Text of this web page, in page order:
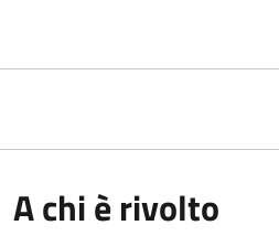
A chi è rivolto